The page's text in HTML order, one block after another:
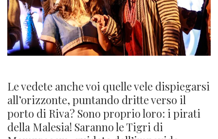
Le vedete anche voi quelle vele dispiegarsi
all’orizzonte, puntando dritte verso il
porto di Riva? Sono proprio loro: i pirati
della Malesia! Saranno le Tigri di